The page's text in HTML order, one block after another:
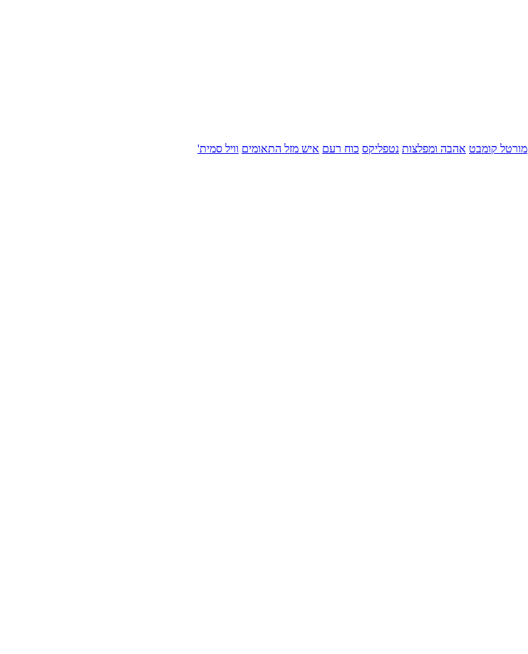
מורטל קומבט אהבה ומפלצות נטפליקס כוח רעם איש מזל התאומים וויל סמית'